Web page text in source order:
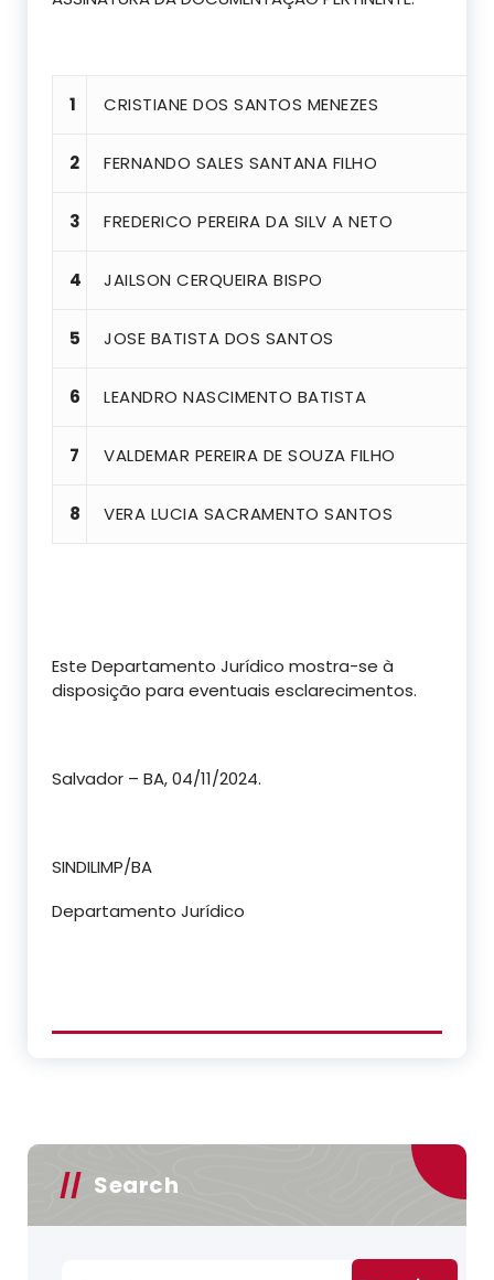
1 CRISTIANE DOS SANTOS MENEZES
2 FERNANDO SALES SANTANA FILHO
3 FREDERICO PEREIRA DA SILV A NETO
4 JAILSON CERQUEIRA BISPO
5 JOSE BATISTA DOS SANTOS
6 LEANDRO NASCIMENTO BATISTA
7 VALDEMAR PEREIRA DE SOUZA FILHO
8 VERA LUCIA SACRAMENTO SANTOS
Este Departamento Jurídico mostra-se à
disposição para eventuais esclarecimentos.
Salvador – BA, 04/11/2024.
SINDILIMP/BA
Departamento Jurídico
Search